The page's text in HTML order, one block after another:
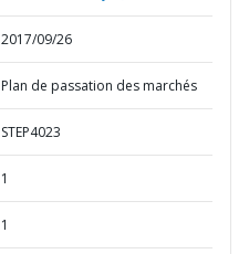
2017/09/26
Plan de passation des marchés
STEP4023
1
1